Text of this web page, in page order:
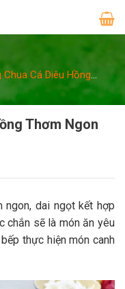
Chua Cá Diêu Hồng
Thơm Ngon
ngon, dai ngọt kết hợp
chắn sẽ là món ăn yêu
thực hiện món canh